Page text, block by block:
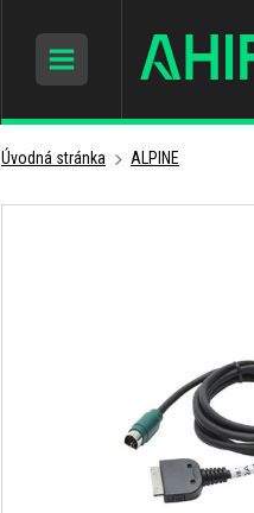
Úvodná stránka ALPINE